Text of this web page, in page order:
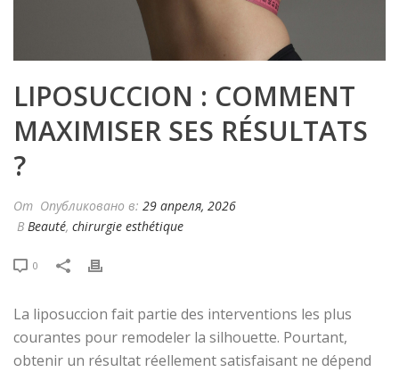
LIPOSUCCION : COMMENT
MAXIMISER SES RÉSULTATS
?
От Опубликовано в: 29 апреля, 2026
В Beauté, chirurgie esthétique
0
La liposuccion fait partie des interventions les plus
courantes pour remodeler la silhouette. Pourtant,
obtenir un résultat réellement satisfaisant ne dépend